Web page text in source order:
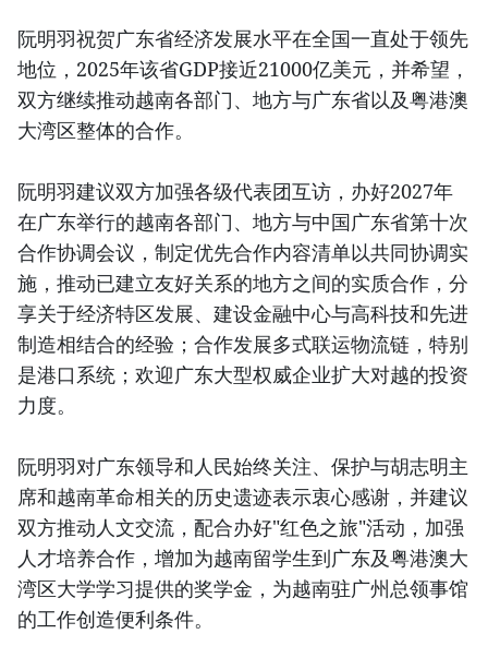
阮明羽祝贺广东省经济发展水平在全国一直处于领先
地位，2025年该省GDP接近21000亿美元，并希望，
双方继续推动越南各部门、地方与广东省以及粤港澳
大湾区整体的合作。
阮明羽建议双方加强各级代表团互访，办好2027年
在广东举行的越南各部门、地方与中国广东省第十次
合作协调会议，制定优先合作内容清单以共同协调实
施，推动已建立友好关系的地方之间的实质合作，分
享关于经济特区发展、建设金融中心与高科技和先进
制造相结合的经验；合作发展多式联运物流链，特别
是港口系统；欢迎广东大型权威企业扩大对越的投资
力度。
阮明羽对广东领导和人民始终关注、保护与胡志明主
席和越南革命相关的历史遗迹表示衷心感谢，并建议
双方推动人文交流，配合办好"红色之旅"活动，加强
人才培养合作，增加为越南留学生到广东及粤港澳大
湾区大学学习提供的奖学金，为越南驻广州总领事馆
的工作创造便利条件。